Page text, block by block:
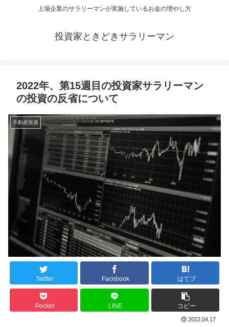
上場企業のサラリーマンが実施しているお金の増やし方
投資家ときどきサラリーマン
2022年、第15週目の投資家サラリーマン
の投資の反省について
不動産投資
Twitter Facebook はてブ
Pocket LINE コピー
2022.04.17